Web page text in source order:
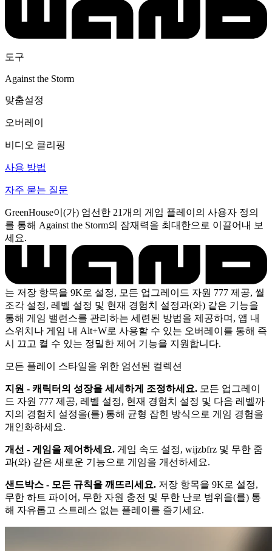
도구
Against the Storm
맞춤설정
오버레이
비디오 클리핑
사용 방법
자주 묻는 질문
GreenHouse이(가) 엄선한 21개의 게임 플레이의 사용자 정의
를 통해 Against the Storm의 잠재력을 최대한으로 이끌어내 보
세요.
는 저장 항목을 9K로 설정, 모든 업그레이드 자원 777 제공, 씰
조각 설정, 레벨 설정 및 현재 경험치 설정과(와) 같은 기능을
통해 게임 밸런스를 관리하는 세련된 방법을 제공하며, 앱 내
스위치나 게임 내 Alt+W로 사용할 수 있는 오버레이를 통해 즉
시 끄고 켤 수 있는 정밀한 제어 기능을 지원합니다.
모든 플레이 스타일을 위한 엄선된 컬렉션
지원 - 캐릭터의 성장을 세세하게 조정하세요. 모든 업그레이
드 자원 777 제공, 레벨 설정, 현재 경험치 설정 및 다음 레벨까
지의 경험치 설정을(를) 통해 균형 잡힌 방식으로 게임 경험을
개인화하세요.
개선 - 게임을 제어하세요. 게임 속도 설정, wijzbfrz 및 무한 줌
과(와) 같은 새로운 기능으로 게임을 개선하세요.
샌드박스 - 모든 규칙을 깨뜨리세요. 저장 항목을 9K로 설정,
무한 하트 파이어, 무한 자원 충전 및 무한 난로 범위을(를) 통
해 자유롭고 스트레스 없는 플레이를 즐기세요.